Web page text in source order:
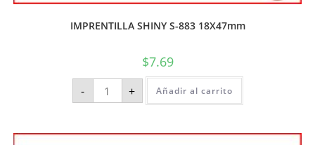
IMPRENTILLA SHINY S-883 18X47mm
$7.69
- + Añadir al carrito